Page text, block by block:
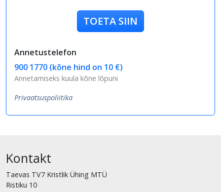
TOETA SIIN
Annetustelefon
900 1770 (kõne hind on 10 €)
Annetamiseks kuula kõne lõpuni
Privaatsuspoliitika
Kontakt
Taevas TV7 Kristlik Ühing MTÜ
Ristiku 10